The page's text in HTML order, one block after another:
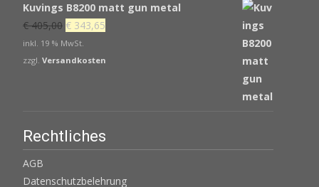
Kuvings B8200 matt gun metal
€405,00 Ursprünglicher
Preis
war:
€ 343,65
ist:
inkl. 19 % MwSt.
zzgl. Versandkosten
Rechtliches
AGB
Datenschutzbelehrung